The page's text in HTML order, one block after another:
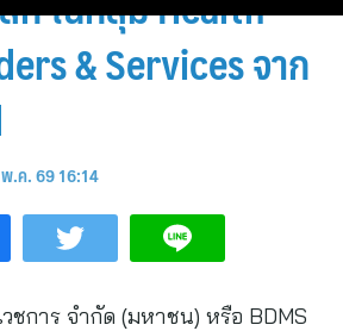
& Services จาก
.ค. 69 16:14
ชการ จำกัด (มหาชน) หรือ BDMS